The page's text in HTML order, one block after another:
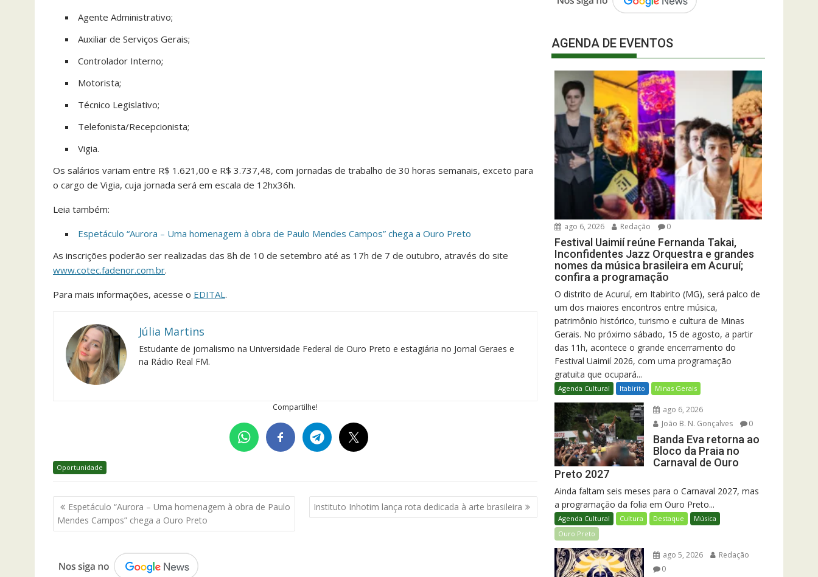
Agente Administrativo;
Auxiliar de Serviços Gerais;
Controlador Interno;
Motorista;
Técnico Legislativo;
Telefonista/Recepcionista;
Vigia.
Os salários variam entre R$ 1.621,00 e R$ 3.737,48, com jornadas de trabalho de 30 horas semanais, exceto para
o cargo de Vigia, cuja jornada será em escala de 12hx36h.
Leia também:
Espetáculo “Aurora – Uma homenagem à obra de Paulo Mendes Campos” chega a Ouro Preto
As inscrições poderão ser realizadas das 8h de 10 de setembro até as 17h de 7 de outubro, através do site
www.cotec.fadenor.com.br.
Para mais informações, acesse o EDITAL.
Júlia Martins
Estudante de jornalismo na Universidade Federal de Ouro Preto e estagiária no Jornal Geraes e
na Rádio Real FM.
Compartilhe!
Oportunidade
Navegação
de
Post
Espetáculo “Aurora – Uma homenagem à obra de Paulo
Mendes Campos” chega a Ouro Preto
Instituto Inhotim lança rota dedicada à arte brasileira
AGENDA DE EVENTOS
ago 6, 2026 Redação 0
Festival Uaimií reúne Fernanda Takai,
Inconfidentes Jazz Orquestra e grandes
nomes da música brasileira em Acuruí;
confira a programação
O distrito de Acuruí, em Itabirito (MG), será palco de
um dos maiores encontros entre música,
patrimônio histórico, turismo e cultura de Minas
Gerais. No próximo sábado, 15 de agosto, a partir
das 11h, acontece o grande encerramento do
Festival Uaimií 2026, com uma programação
gratuita que ocupará...
Agenda Cultural Itabirito Minas Gerais
ago 6, 2026
João B. N. Gonçalves
0
Banda Eva retorna ao
Bloco da Praia no
Carnaval de Ouro
Preto 2027
Ainda faltam seis meses para o Carnaval 2027, mas
a programação da folia em Ouro Preto...
Agenda Cultural Cultura Destaque
Música
Ouro Preto
ago 5, 2026
Redação
0